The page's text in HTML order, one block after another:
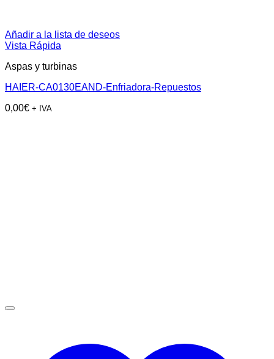
Añadir a la lista de deseos
Vista Rápida
Aspas y turbinas
HAIER-CA0130EAND-Enfriadora-Repuestos
0,00€ + IVA